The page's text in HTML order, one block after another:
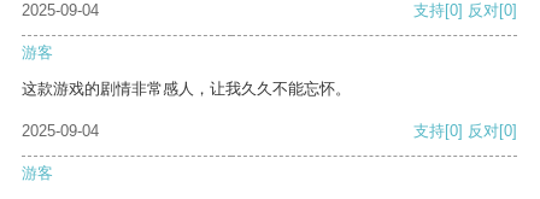
2025-09-04 支持[0] 反对[0]
游客
这款游戏的剧情非常感人，让我久久不能忘怀。
2025-09-04 支持[0] 反对[0]
游客